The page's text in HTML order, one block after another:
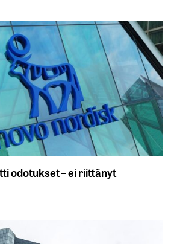
odotukset – ei riittänyt